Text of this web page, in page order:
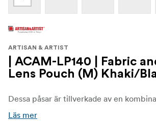
ARTISAN & ARTIST
| ACAM-LP140 | Fabric
Lens Pouch (M) Khaki/
Läs mer